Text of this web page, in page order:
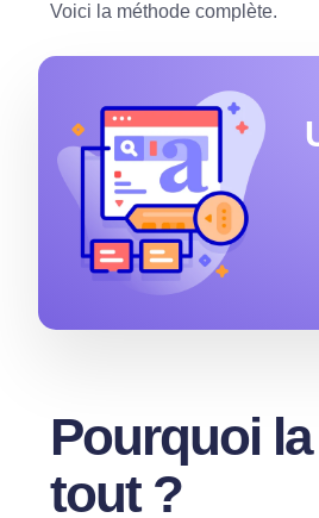
Voici la méthode complète.
Pourquoi
tout ?